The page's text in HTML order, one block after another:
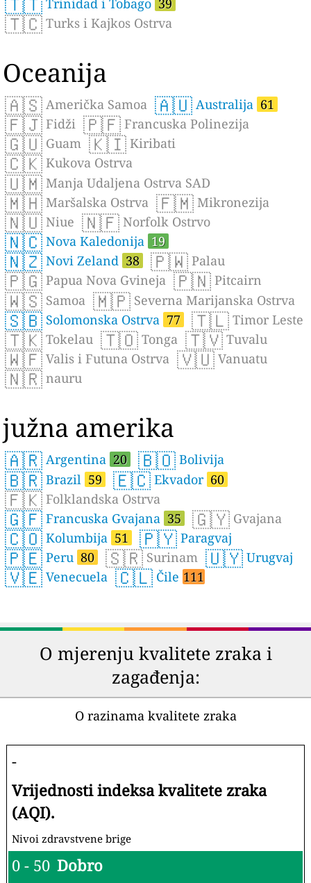
🇹🇨 Turks i Kajkos Ostrva
Oceanija
🇦🇸 Američka Samoa 🇦🇺 Australija 61
🇫🇯 Fidži 🇵🇫 Francuska Polinezija
🇬🇺 Guam 🇰🇮 Kiribati
🇨🇰 Kukova Ostrva
🇺🇲 Manja Udaljena Ostrva SAD
🇲🇭 Maršalska Ostrva 🇫🇲 Mikronezija
🇳🇺 Niue 🇳🇫 Norfolk Ostrvo
🇳🇨 Nova Kaledonija 19
🇳🇿 Novi Zeland 38 🇵🇼 Palau
🇵🇬 Papua Nova Gvineja 🇵🇳 Pitcairn
🇼🇸 Samoa 🇲🇵 Severna Marijanska Ostrva
🇸🇧 Solomonska Ostrva 77 🇹🇱 Timor Leste
🇹🇰 Tokelau 🇹🇴 Tonga 🇹🇻 Tuvalu
🇼🇫 Valis i Futuna Ostrva 🇻🇺 Vanuatu
🇳🇷 nauru
južna amerika
🇦🇷 Argentina 20 🇧🇴 Bolivija
🇧🇷 Brazil 59 🇪🇨 Ekvador 60
🇫🇰 Folklandska Ostrva
🇬🇫 Francuska Gvajana 35 🇬🇾 Gvajana
🇨🇴 Kolumbija 51 🇵🇾 Paragvaj
🇵🇪 Peru 80 🇸🇷 Surinam 🇺🇾 Urugvaj
🇻🇪 Venecuela 🇨🇱 Čile 111
O mjerenju kvalitete zraka i
zagađenja:
O razinama kvalitete zraka
-
Vrijednosti indeksa kvalitete zraka
(AQI).
Nivoi zdravstvene brige
0 - 50 Dobro